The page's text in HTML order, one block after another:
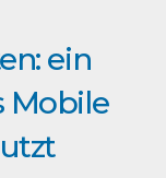
ein
Mobile